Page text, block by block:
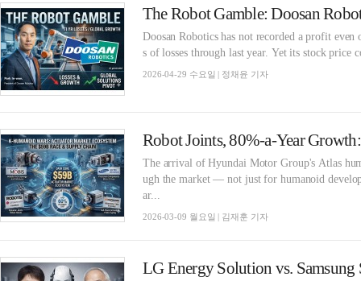
Doosan Robotics has not recorded a profit
s of losses through last year. Yet its stock price
2026-04-29 수요일 | 정채윤 기자
The arrival of Hyundai Motor Group's Atlas
ugh the market — not just for humanoid
ar...
2026-03-09 월요일 | 김재훈 기자
LG Energy Solution vs.